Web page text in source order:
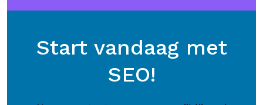
Start vandaag met
SEO!